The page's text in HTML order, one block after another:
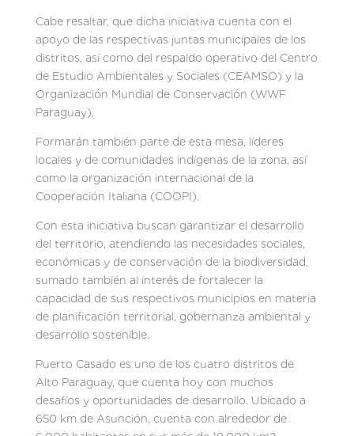
Cabe resaltar, que dicha iniciativa cuenta con el
apoyo de las respectivas juntas municipales de los
distritos, así como del respaldo operativo del Centro
de Estudio Ambientales y Sociales (CEAMSO) y la
Organización Mundial de Conservación (WWF
Paraguay).
Formarán también parte de esta mesa, líderes
locales y de comunidades indígenas de la zona, así
como la organización internacional de la
Cooperación Italiana (COOPI).
Con esta iniciativa buscan garantizar el desarrollo
del territorio, atendiendo las necesidades sociales,
económicas y de conservación de la biodiversidad,
sumado también al interés de fortalecer la
capacidad de sus respectivos municipios en materia
de planificación territorial, gobernanza ambiental y
desarrollo sostenible.
Puerto Casado es uno de los cuatro distritos de
Alto Paraguay, que cuenta hoy con muchos
desafíos y oportunidades de desarrollo. Ubicado a
650 km de Asunción, cuenta con alrededor de